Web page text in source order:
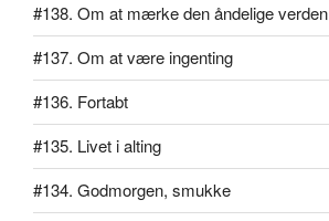
#138. Om at mærke den åndelige verden
#137. Om at være ingenting
#136. Fortabt
#135. Livet i alting
#134. Godmorgen, smukke